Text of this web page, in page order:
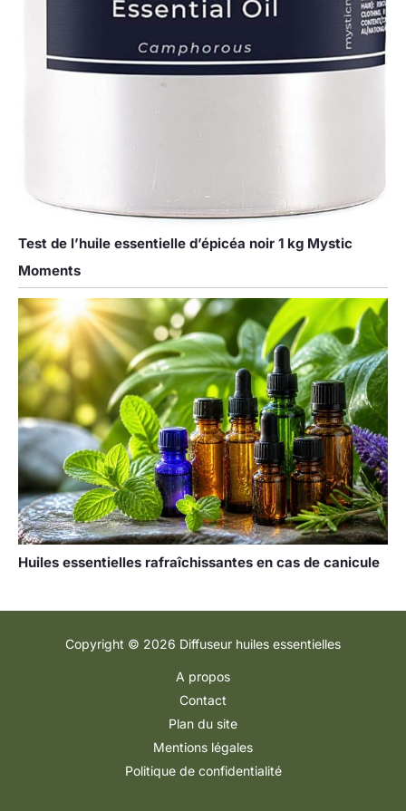
Test de l’huile essentielle d’épicéa noir 1 kg Mystic
Moments
Huiles essentielles rafraîchissantes en cas de canicule
Copyright © 2026 Diffuseur huiles essentielles
A propos
Contact
Plan du site
Mentions légales
Politique de confidentialité